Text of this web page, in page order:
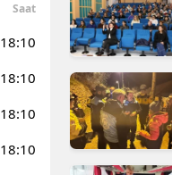
Saat
18:10
18:10
18:10
18:10